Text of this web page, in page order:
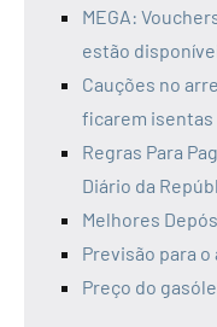
MEGA:
estão
Cauções no
ficarem isentas
Regras Para
Diário da
Melhores
Previsão para
Preço do